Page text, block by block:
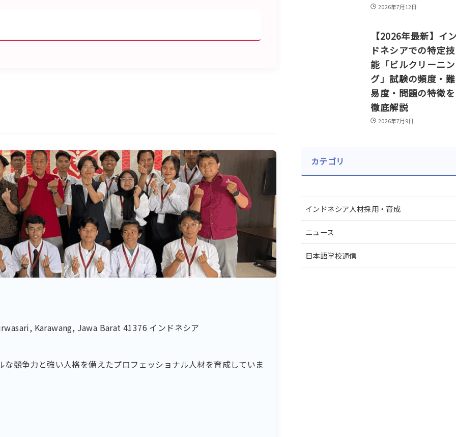
Karawang, Jawa Barat 41376 インドネシア
競争力と強い人格を備えたプロフェッショナル人材を育成していま
2026年7月12日
【2026年最新】イ
ドネシアでの特定技
能「ビルクリーニン
グ」試験の頻度・難
易度・問題の特徴を
徹底解説
2026年7月9日
カテゴリ
インドネシア人材採用・育成
ニュース
日本語学校通信